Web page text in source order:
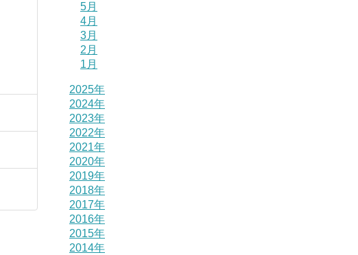
5月
4月
3月
2月
1月
2025年
2024年
2023年
2022年
2021年
2020年
2019年
2018年
2017年
2016年
2015年
2014年